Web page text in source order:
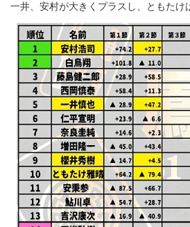
一井、安村が大きくプラスし、ともたけ